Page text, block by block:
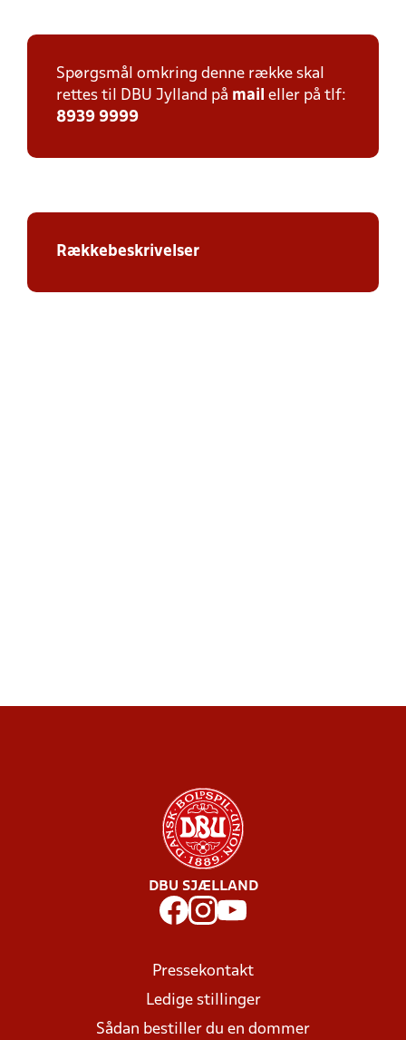
Spørgsmål omkring denne række skal
rettes til DBU Jylland på mail eller på tlf:
8939 9999
Rækkebeskrivelser
DBU SJÆLLAND
Pressekontakt
Ledige stillinger
Sådan bestiller du en dommer